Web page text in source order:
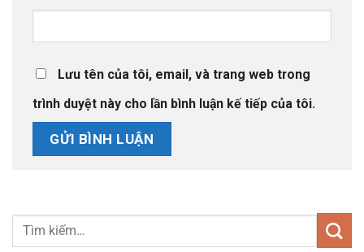
Lưu tên của tôi, email, và trang web trong
trình duyệt này cho lần bình luận kế tiếp của tôi.